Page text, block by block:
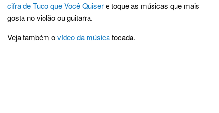
cifra de Tudo que Você Quisere toque as músicas que mais
gosta no violão ou guitarra.
Veja também ovídeo da músicatocada.